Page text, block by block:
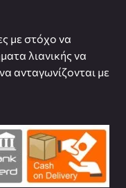
με στόχο να
λιανικής να
ανταγωνίζονται με